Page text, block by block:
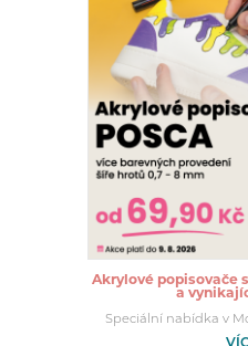
Akrylové popisovače
a
Speciální nabídka v